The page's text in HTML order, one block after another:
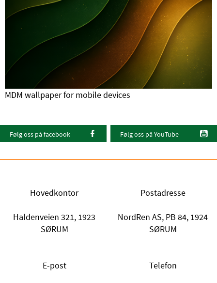
MDM wallpaper for mobile devices
Følg oss på facebook Følg oss på YouTube
Hovedkontor
Haldenveien 321, 1923
SØRUM
Postadresse
NordRen AS, PB 84, 1924
SØRUM
E-post Telefon